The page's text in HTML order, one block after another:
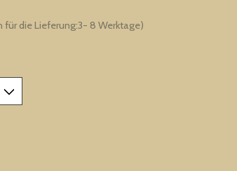
für die Lieferung:3- 8 Werktage)